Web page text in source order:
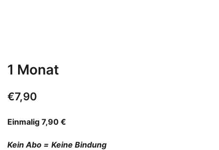
1 Monat
€7,90
Einmalig 7,90 €
Kein Abo = Keine Bindung